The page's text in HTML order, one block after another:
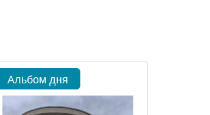
Альбом дня